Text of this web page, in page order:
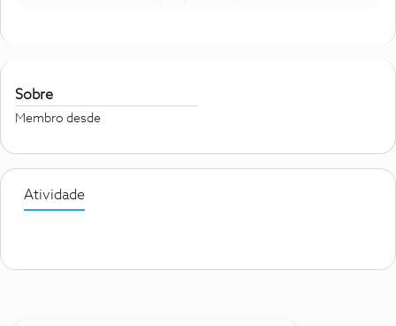
Sobre
Membro desde
Atividade